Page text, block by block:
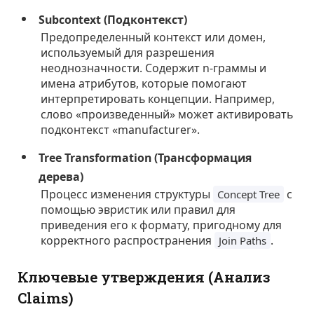
Subcontext (Подконтекст)
Предопределенный контекст или домен,
используемый для разрешения
неоднозначности. Содержит n-граммы и
имена атрибутов, которые помогают
интерпретировать концепции. Например,
слово «произведенный» может активировать
подконтекст «manufacturer».
Tree Transformation (Трансформация
дерева)
Процесс изменения структуры Concept Tree с
помощью эвристик или правил для
приведения его к формату, пригодному для
корректного распространения Join Paths .
Ключевые утверждения (Анализ
Claims)